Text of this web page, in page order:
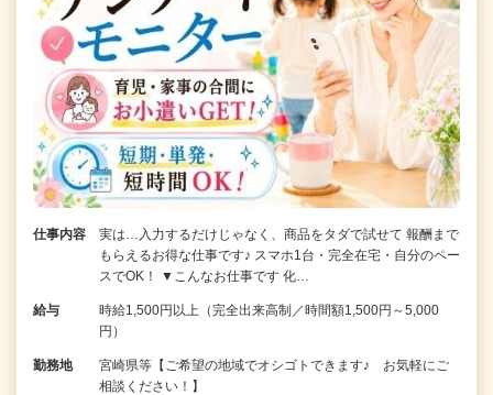
仕事内容
実は…入力するだけじゃなく、商品をタダで試せて 報酬まで
もらえるお得な仕事です♪ スマホ1台・完全在宅・自分のペー
スでOK！ ▼こんなお仕事です 化…
給与
時給1,500円以上（完全出来高制／時間額1,500円～5,000
円）
勤務地
宮崎県等【ご希望の地域でオシゴトできます♪ お気軽にご
相談ください！】